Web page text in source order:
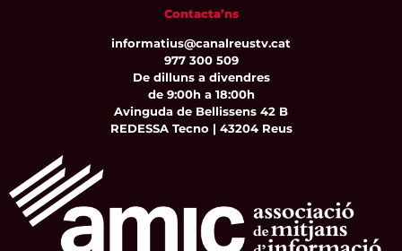
Contacta’ns
informatius@canalreustv.cat
977 300 509
De dilluns a divendres
de 9:00h a 18:00h
Avinguda de Bellissens 42 B
REDESSA Tecno | 43204 Reus